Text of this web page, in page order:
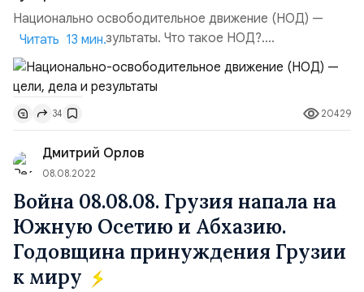
Национально освободительное движение (НОД) —
цели, дела и результаты. Что такое НОД?.
Национально-освободительное движение (народно
освободительное движение) — общественное
движение, ведущее борьбу за суверенитет народа, в
рамках права нации на самоопределение — одного из
основных принципов международного права,
предусмотренного Уставом ООН.Причины наци...
Читать 13 мин.
34 20429
Дмитрий Орлов
08.08.2022
Война 08.08.08. Грузия напала на
Южную Осетию и Абхазию.
Годовщина принуждения Грузии
к миру